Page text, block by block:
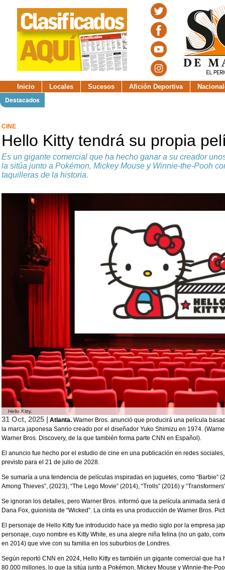
Inicio Locales Sucesos Afición Deportiva
Destacados
CINE
Hello Kitty tendrá su propia
Es un gigante comercial que ha hecho ganar a su creador
la sitúa junto a Pokémon, Mickey Mouse y Winnie-the-Pooh
taquilleras de la historia.
Hello Kitty.
31 Oct, 2025 | Atlanta. Warner Bros. anunció que producirá una película
la marca japonesa Sanrio creado por el diseñador Yuko Shimizu en 1974.
Warner Bros. Discovery, de la que también forma parte CNN en Español).
El anuncio fue hecho por el estudio de cine en una publicación en redes
previsto para el 21 de julio de 2028.
Se sumaría a una tendencia de películas inspiradas en juguetes, como “Barbie”
Among Thieves”, (2023), “The Lego Movie” (2014), “Trolls” (2016) y
Se ignoran los detalles, pero Warner Bros. informó que la película animada será
Dana Fox, guionista de “Wicked”. La cinta es una producción de Warner Bros.
El personaje de Hello Kitty fue introducido hace ya medio siglo por la empresa
personaje, cuyo nombre es Kitty White, es una alegre niña felina (no un gato,
en 2014) que vive con su familia en los suburbios de Londres.
Según reportó CNN en 2024, Hello Kitty es también un gigante comercial que ha
80.000 millones, lo que la sitúa junto a Pokémon, Mickey Mouse y Winnie-the-